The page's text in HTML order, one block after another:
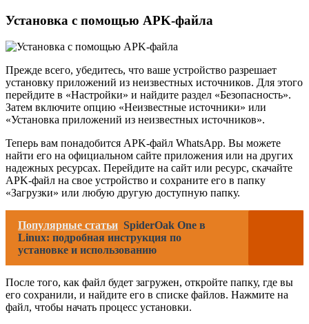
Установка с помощью APK-файла
Прежде всего, убедитесь, что ваше устройство разрешает
установку приложений из неизвестных источников. Для этого
перейдите в «Настройки» и найдите раздел «Безопасность».
Затем включите опцию «Неизвестные источники» или
«Установка приложений из неизвестных источников».
Теперь вам понадобится APK-файл WhatsApp. Вы можете
найти его на официальном сайте приложения или на других
надежных ресурсах. Перейдите на сайт или ресурс, скачайте
APK-файл на свое устройство и сохраните его в папку
«Загрузки» или любую другую доступную папку.
Популярные статьи SpiderOak One в
Linux: подробная инструкция по
установке и использованию
После того, как файл будет загружен, откройте папку, где вы
его сохранили, и найдите его в списке файлов. Нажмите на
файл, чтобы начать процесс установки.